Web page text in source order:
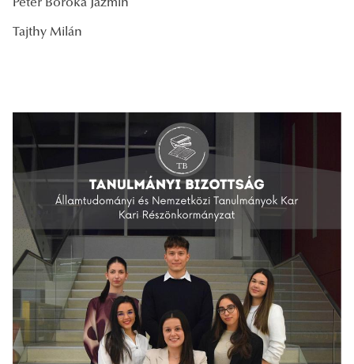
Péter Boróka Jázmin
Tajthy Milán